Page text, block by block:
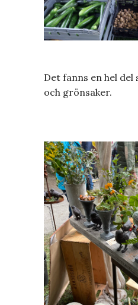
Det fanns en hel
och grönsaker.